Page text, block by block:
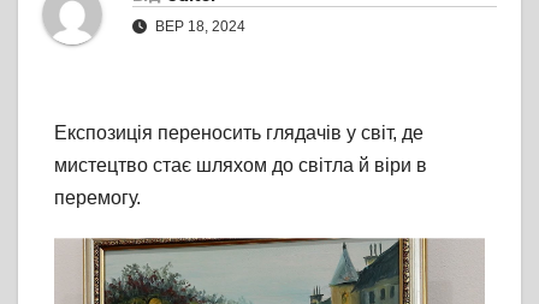
ВЕР 18, 2024
Експозиція переносить глядачів у світ, де
мистецтво стає шляхом до світла й віри в
перемогу.